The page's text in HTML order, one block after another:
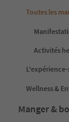
Toutes les
Activités
Wellness &
Manger &